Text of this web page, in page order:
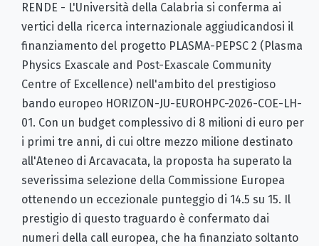
RENDE - L'Università della Calabria si conferma ai
vertici della ricerca internazionale aggiudicandosi il
finanziamento del progetto PLASMA-PEPSC 2 (Plasma
Physics Exascale and Post-Exascale Community
Centre of Excellence) nell'ambito del prestigioso
bando europeo HORIZON-JU-EUROHPC-2026-COE-LH-
01. Con un budget complessivo di 8 milioni di euro per
i primi tre anni, di cui oltre mezzo milione destinato
all'Ateneo di Arcavacata, la proposta ha superato la
severissima selezione della Commissione Europea
ottenendo un eccezionale punteggio di 14.5 su 15. Il
prestigio di questo traguardo è confermato dai
numeri della call europea, che ha finanziato soltanto